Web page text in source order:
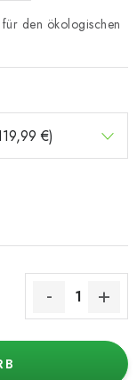
den ökologischen